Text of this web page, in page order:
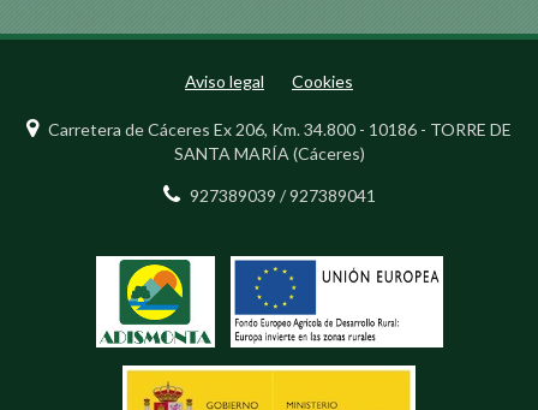
Aviso legal Cookies
Carretera de Cáceres Ex 206, Km. 34.800 - 10186 - TORRE DE
SANTA MARÍA (Cáceres)
927389039 / 927389041